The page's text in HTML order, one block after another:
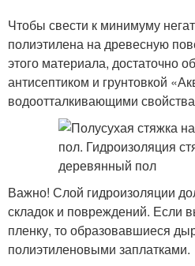
Чтобы свести к минимуму
полиэтилена на древесную
этого материала, достаточно
антисептиком и грунтовкой
водоотталкивающими
Важно! Слой гидроизоляции
складок и повреждений. Если
пленку, то образовавшиеся
полиэтиленовыми заплатками.